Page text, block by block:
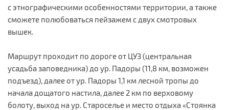
с этнографическими особенностями территории, а также
сможете полюбоваться пейзажем с двух смотровых
вышек.
Маршрут проходит по дороге от ЦУЗ (центральная
усадьба заповедника) до ур. Падоры (11,8 км, возможен
подъезд), далее от ур. Падоры 1,1 км лесной тропы до
начала дощатого настила, далее 2 км по верховому
болоту, выход на ур. Староселье и место отдыха «Стоянка